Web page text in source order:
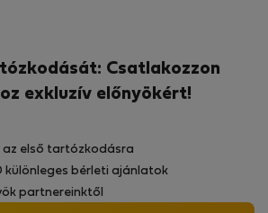
Csatlakozzon
exkluzív előnyökért!
az első tartózkodásra
különleges bérleti ajánlatok
partnereinktől